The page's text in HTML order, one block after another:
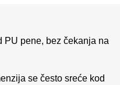
PU pene, bez čekanja na
se često sreće kod